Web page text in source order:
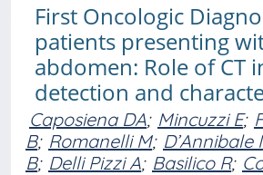
First Oncologic
patients presenting
abdomen: Role of CT
detection and
Caposiena DA; Mincuzzi E;
B; Romanelli M; D’Annibale
B; Delli Pizzi A; Basilico R;